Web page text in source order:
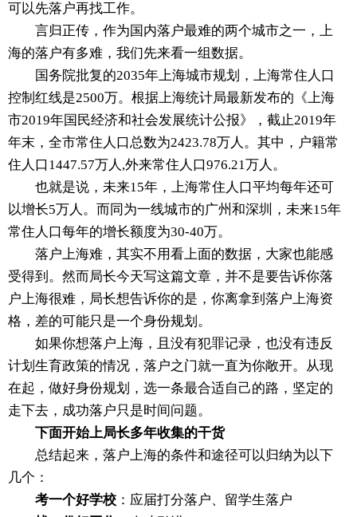
可以先落户再找工作。
言归正传，作为国内落户最难的两个城市之一，上
海的落户有多难，我们先来看一组数据。
国务院批复的2035年上海城市规划，上海常住人口
控制红线是2500万。根据上海统计局最新发布的《上海
市2019年国民经济和社会发展统计公报》，截止2019年
年末，全市常住人口总数为2423.78万人。其中，户籍常
住人口1447.57万人,外来常住人口976.21万人。
也就是说，未来15年，上海常住人口平均每年还可
以增长5万人。而同为一线城市的广州和深圳，未来15年
常住人口每年的增长额度为30-40万。
落户上海难，其实不用看上面的数据，大家也能感
受得到。然而局长今天写这篇文章，并不是要告诉你落
户上海很难，局长想告诉你的是，你离拿到落户上海资
格，差的可能只是一个身份规划。
如果你想落户上海，且没有犯罪记录，也没有违反
计划生育政策的情况，落户之门就一直为你敞开。从现
在起，做好身份规划，选一条最合适自己的路，坚定的
走下去，成功落户只是时间问题。
下面开始上局长多年收集的干货
总结起来，落户上海的条件和途径可以归纳为以下
几个：
考一个好学校 ：应届打分落户、留学生落户